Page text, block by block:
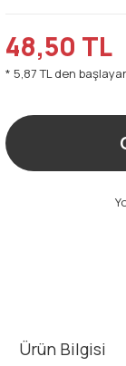
48,50 TL
* 5,87 TL den
Ürün Bilgisi